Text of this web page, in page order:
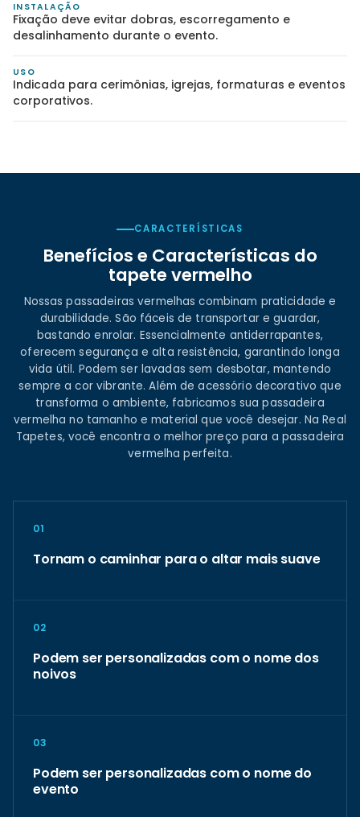
INSTALAÇÃO
Fixação deve evitar dobras, escorregamento e
desalinhamento durante o evento.
USO
Indicada para cerimônias, igrejas, formaturas e eventos
corporativos.
CARACTERÍSTICAS
Benefícios e Características do
tapete vermelho
Nossas passadeiras vermelhas combinam praticidade e
durabilidade. São fáceis de transportar e guardar,
bastando enrolar. Essencialmente antiderrapantes,
oferecem segurança e alta resistência, garantindo longa
vida útil. Podem ser lavadas sem desbotar, mantendo
sempre a cor vibrante. Além de acessório decorativo que
transforma o ambiente, fabricamos sua passadeira
vermelha no tamanho e material que você desejar. Na Real
Tapetes, você encontra o melhor preço para a passadeira
vermelha perfeita.
01
Tornam o caminhar para o altar mais suave
02
Podem ser personalizadas com o nome dos
noivos
03
Podem ser personalizadas com o nome do
evento